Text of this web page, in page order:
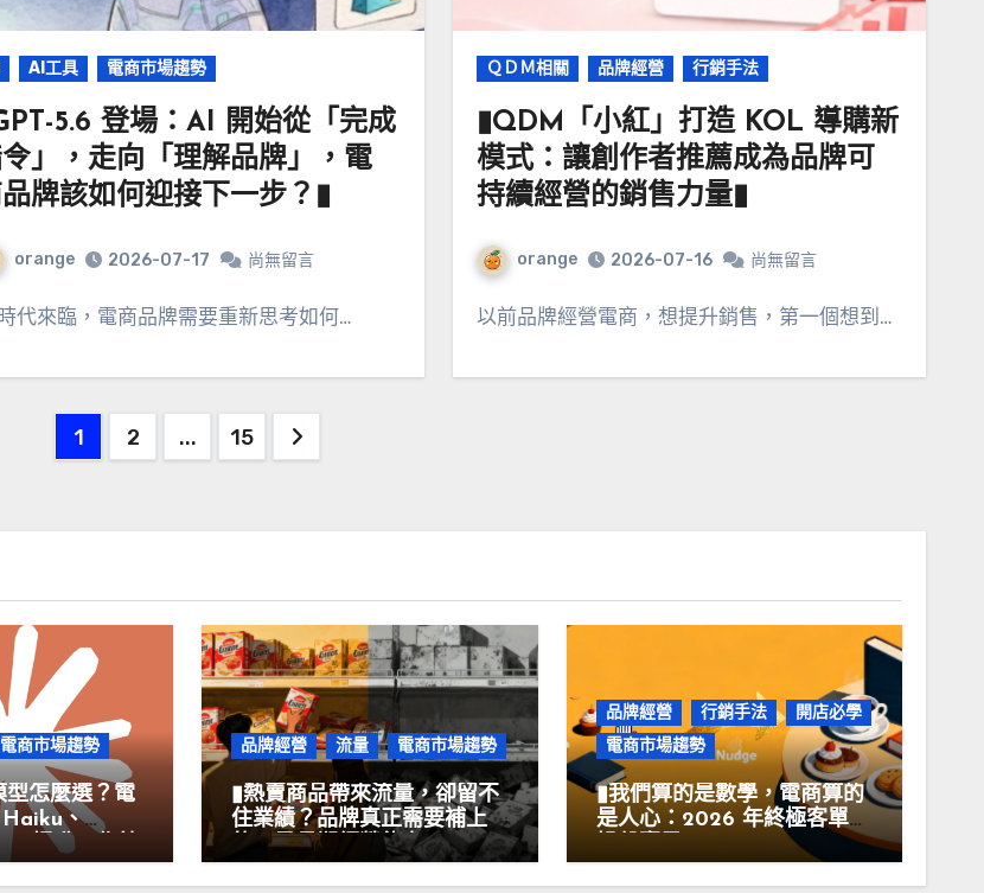
AI工具 電商市場趨勢
5.6 登場：AI 開始從「完成
」，走向「理解品牌」，電
牌該如何迎接下一步？▮
orange 2026-07-17 尚無留言
時代來臨，電商品牌需要重新思考如何…
ＱＤＭ相關 品牌經營 行銷手法
▮QDM「小紅」打造 KOL 導購新
模式：讓創作者推薦成為品牌可
持續經營的銷售力量▮
orange 2026-07-16 尚無留言
以前品牌經營電商，想提升銷售，第一個想到…
文
1 2 ... 15
電商市場趨勢
型怎麼選？電
Haiku、
，提升工作效
品牌經營 流量 電商市場趨勢
▮熱賣商品帶來流量，卻留不
住業績？品牌真正需要補上
的，是長期經營能力▮
品牌經營 行銷手法
開店必學
電商市場趨勢
▮我們算的是數學，電商算的
是人心：2026 年終極客單價